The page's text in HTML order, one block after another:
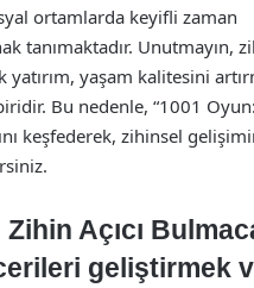
ortamlarda keyifli zaman
tanımaktadır. Unutmayın,
yatırım, yaşam kalitesini
Bu nedenle, “1001 Oyun:
keşfederek, zihinsel
Açıcı
geliştirmek